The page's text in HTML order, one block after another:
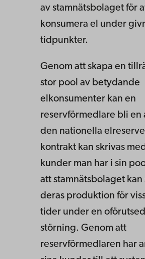
av stamnätsbolaget för
konsumera el under
tidpunkter.
Genom att skapa en
stor pool av betydande
elkonsumenter kan en
reservförmedlare bli en
den nationella
kontrakt kan skrivas
kunder man har i sin
att stamnätsbolaget kan
deras produktion för
tider under en
störning. Genom att
reservförmedlaren har